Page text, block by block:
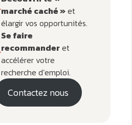
marché caché »et
élargir vos opportunités.
Se faire
recommanderet
accélérer votre
recherche d’emploi.
Contactez nous